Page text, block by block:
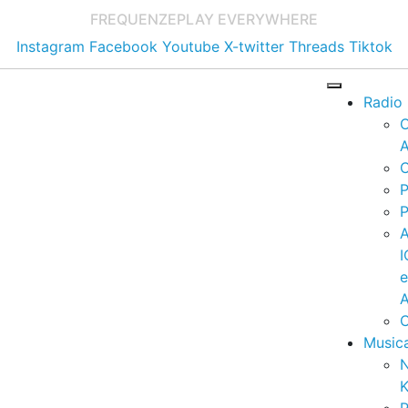
FREQUENZEPLAY EVERYWHERE
Instagram Facebook Youtube X-twitter Threads Tiktok
Radio
e